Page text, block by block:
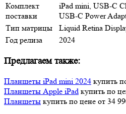
Комплект
поставки
iPad mini, USB-C
USB-C Power
Тип матрицы
Liquid Retina
Год релиза
2024
Предлагаем также:
Планшеты iPad mini 2024 купить
Планшеты Apple iPad купить по
Планшеты купить по цене от 34